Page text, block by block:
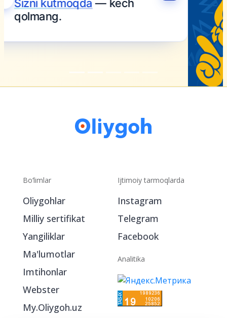
Bo‘limlar
Oliygohlar
Milliy sertifikat
Yangiliklar
Ma'lumotlar
Imtihonlar
Webster
My.Oliygoh.uz
Ijtimoiy tarmoqlarda
Instagram
Telegram
Facebook
Analitika